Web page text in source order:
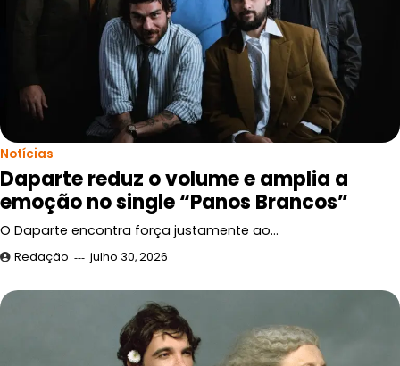
Notícias
Daparte reduz o volume e amplia a
emoção no single “Panos Brancos”
O Daparte encontra força justamente ao…
Redação julho 30, 2026